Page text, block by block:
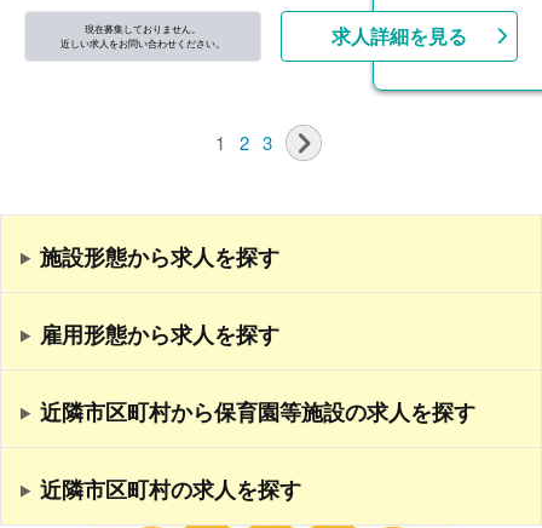
現在募集しておりません。
近しい求人をお問い合わせください。
求人詳細を見る
1 2 3
施設形態から求人を探す
雇用形態から求人を探す
近隣市区町村から保育園等施設の求人を探す
近隣市区町村の求人を探す